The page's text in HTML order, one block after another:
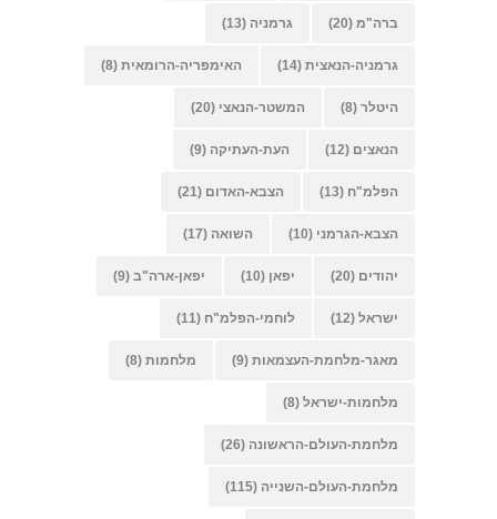
ברה"מ (20) גרמניה (13)
גרמניה-הנאצית (14) האימפריה-הרומאית (8)
היטלר (8) המשטר-הנאצי (20)
הנאצים (12) העת-העתיקה (9)
הפלמ"ח (13) הצבא-האדום (21)
הצבא-הגרמני (10) השואה (17)
יהודים (20) יפאן (10) יפאן-ארה"ב (9)
ישראל (12) לוחמי-הפלמ"ח (11)
מאגר-מלחמת-העצמאות (9) מלחמות (8)
מלחמות-ישראל (8)
מלחמת-העולם-הראשונה (26)
מלחמת-העולם-השנייה (115)